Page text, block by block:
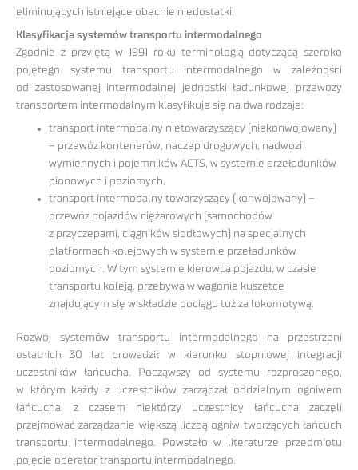
eliminujących istniejące obecnie niedostatki.
Klasyfikacja systemów transportu intermodalnego
Zgodnie z przyjętą w 1991 roku terminologią dotyczącą szeroko
pojętego systemu transportu intermodalnego w zależności
od zastosowanej intermodalnej jednostki ładunkowej przewozy
transportem intermodalnym klasyfikuje się na dwa rodzaje:
transport intermodalny nietowarzyszący (niekonwojowany)
– przewóz kontenerów, naczep drogowych, nadwozi
wymiennych i pojemników ACTS, w systemie przeładunków
pionowych i poziomych,
transport intermodalny towarzyszący (konwojowany) –
przewóz pojazdów ciężarowych (samochodów
z przyczepami, ciągników siodłowych) na specjalnych
platformach kolejowych w systemie przeładunków
poziomych. W tym systemie kierowca pojazdu, w czasie
transportu koleją, przebywa w wagonie kuszetce
znajdującym się w składzie pociągu tuż za lokomotywą.
Rozwój systemów transportu intermodalnego na przestrzeni
ostatnich 30 lat prowadził w kierunku stopniowej integracji
uczestników łańcucha. Począwszy od systemu rozproszonego,
w którym każdy z uczestników zarządzał oddzielnym ogniwem
łańcucha, z czasem niektórzy uczestnicy łańcucha zaczęli
przejmować zarządzanie większą liczbą ogniw tworzących łańcuch
transportu intermodalnego. Powstało w literaturze przedmiotu
pojęcie operator transportu intermodalnego.